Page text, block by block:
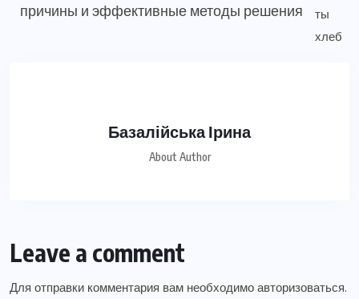
причины и эффективные методы решения
Базалійська Ірина
About Author
Leave a comment
Для отправки комментария вам необходимо авторизоваться.